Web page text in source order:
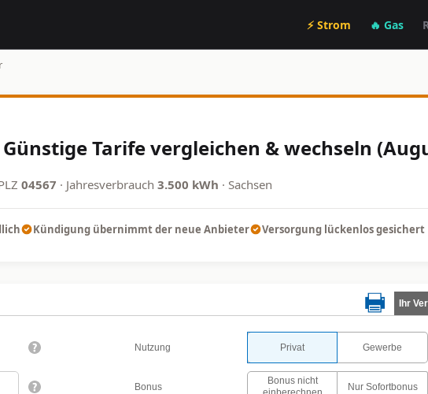
⚡ Strom 🔥 Gas
Tarife vergleichen & wechseln
04567 · Jahresverbrauch 3.500 kWh · Sachsen
Kündigung übernimmt der neue Anbieter Versorgung lückenlos gesichert